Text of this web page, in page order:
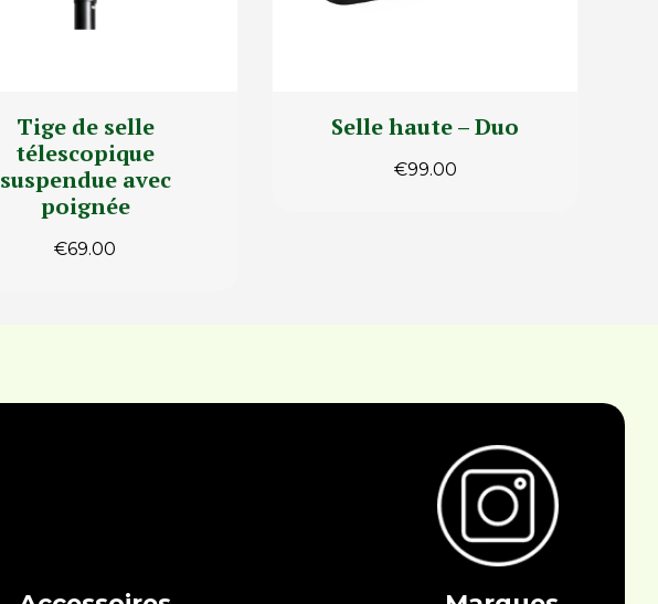
Tige de selle
télescopique
suspendue avec
poignée
€69.00
Selle haute – Duo
€99.00